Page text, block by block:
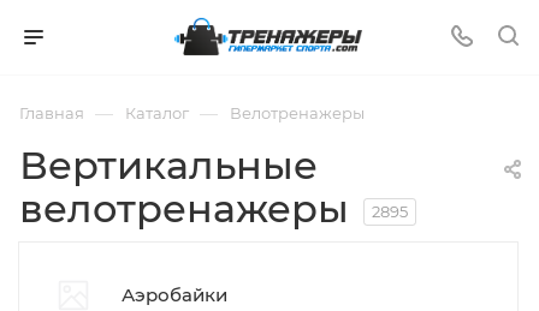
Главная — Каталог — Велотренажеры
Вертикальные
велотренажеры
2895
Аэробайки